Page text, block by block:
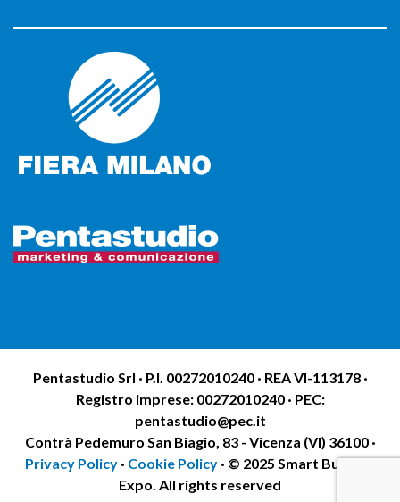
Pentastudio Srl · P.I. 00272010240 · REA VI-113178 ·
Registro imprese: 00272010240 · PEC:
pentastudio@pec.it
Contrà Pedemuro San Biagio, 83 - Vicenza (VI) 36100 ·
Privacy Policy · Cookie Policy · © 2025 Smart Building
Expo. All rights reserved